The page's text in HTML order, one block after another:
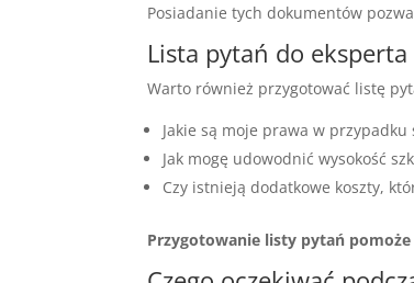
Posiadanie tych dokumentów
Lista pytań do eksperta
Warto również przygotować listę
Jakie są moje prawa w
Jak mogę udowodnić wysokość
Czy istnieją dodatkowe koszty,
Przygotowanie listy pytań